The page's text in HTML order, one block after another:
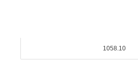
1058.10